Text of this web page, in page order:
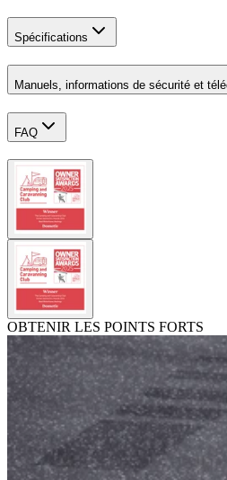
Spécifications
Manuels, informations de sécurité et
FAQ
OBTENIR LES POINTS FORTS